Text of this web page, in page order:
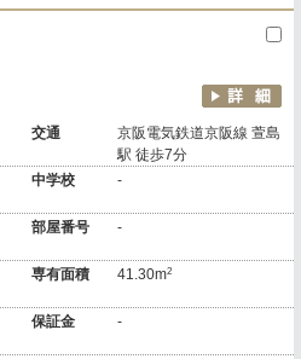
交通
京阪電気鉄道京阪線 萱島
駅 徒歩7分
中学校 -
部屋番号 -
専有面積 41.30m2
保証金 -